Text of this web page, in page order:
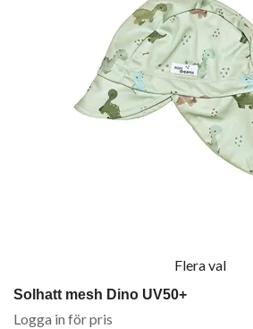
Flera val
Solhatt mesh Dino UV50+
Logga in för pris